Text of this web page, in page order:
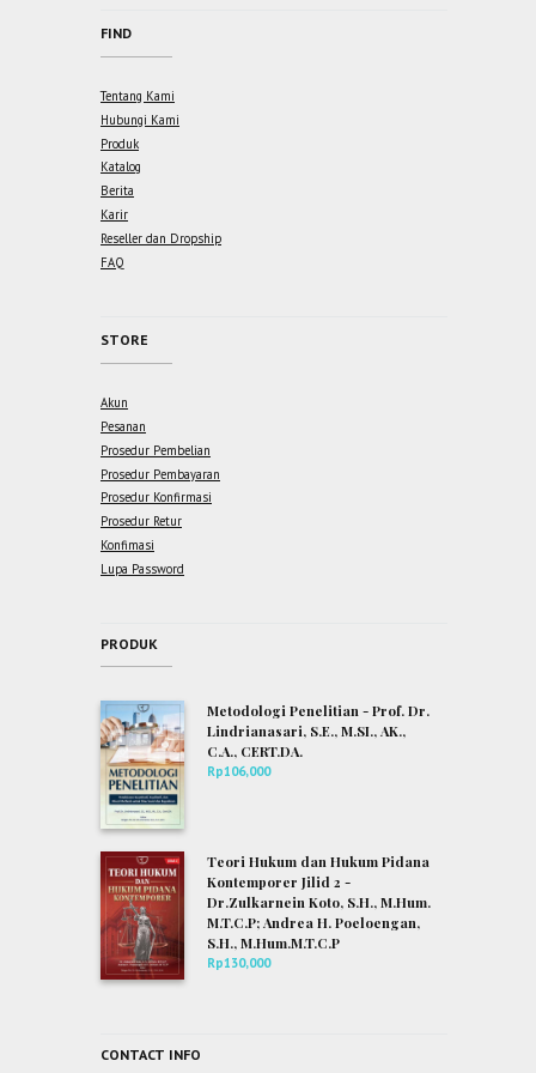
FIND
Tentang Kami
Hubungi Kami
Produk
Katalog
Berita
Karir
Reseller dan Dropship
FAQ
STORE
Akun
Pesanan
Prosedur Pembelian
Prosedur Pembayaran
Prosedur Konfirmasi
Prosedur Retur
Konfimasi
Lupa Password
PRODUK
Metodologi Penelitian - Prof. Dr.
Lindrianasari, S.E., M.SI., AK.,
C.A., CERT.DA.
Rp106,000
Teori Hukum dan Hukum Pidana
Kontemporer Jilid 2 -
Dr.Zulkarnein Koto, S.H., M.Hum.
M.T.C.P; Andrea H. Poeloengan,
S.H., M.Hum.M.T.C.P
Rp130,000
CONTACT INFO